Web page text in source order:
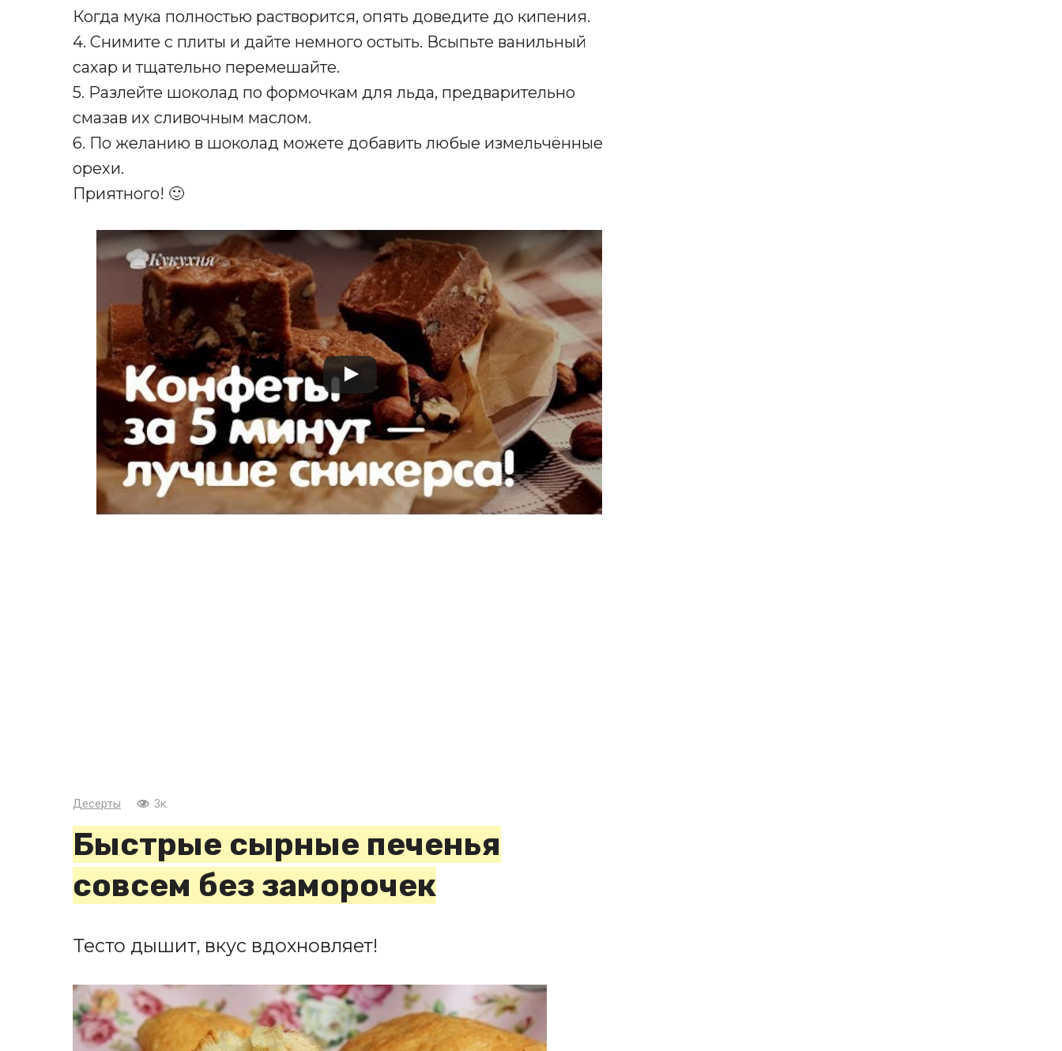
Когда мука полностью растворится, опять доведите до кипения.
4. Снимите с плиты и дайте немного остыть. Всыпьте ванильный
сахар и тщательно перемешайте.
5. Разлейте шоколад по формочкам для льда, предварительно
смазав их сливочным маслом.
6. По желанию в шоколад можете добавить любые измельчённые
орехи.
Приятного! 🙂
Десерты 3к.
Быстрые сырные печенья
совсем без заморочек
Тесто дышит, вкус вдохновляет!